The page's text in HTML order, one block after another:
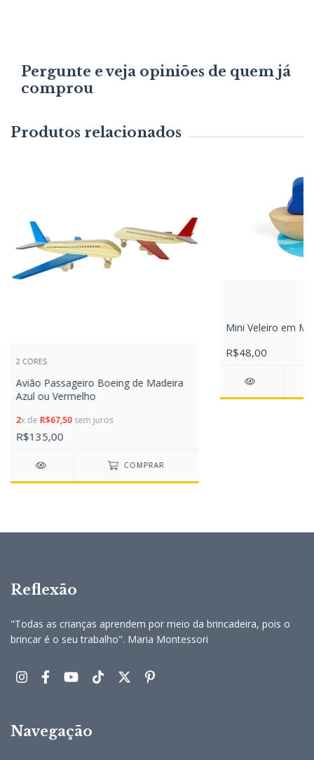
Pergunte e veja opiniões de quem já
comprou
Produtos relacionados
2 CORES
Avião Passageiro Boeing de Madeira
Azul ou Vermelho
2x de R$67,50sem juros
R$135,00
COMPRAR
Mini Veleiro em
R$48,00
Reflexão
"Todas as crianças aprendem por meio da brincadeira, pois o
brincar é o seu trabalho". Maria Montessori
Navegação